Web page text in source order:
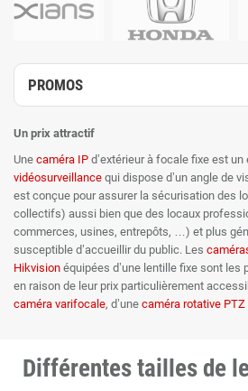
PROMOS
Un prix attractif
Une caméra IP d’extérieur à focale fixe est
vidéosurveillance qui dispose d’un angle de
est conçue pour assurer la sécurisation des
collectifs) aussi bien que des locaux
commerces, usines, entrepôts, …) et plus
susceptible d’accueillir du public. Les
Hikvision équipées d’une lentille fixe sont les
en raison de leur prix particulièrement
caméra varifocale, d’une caméra rotative PTZ
Différentes tailles de